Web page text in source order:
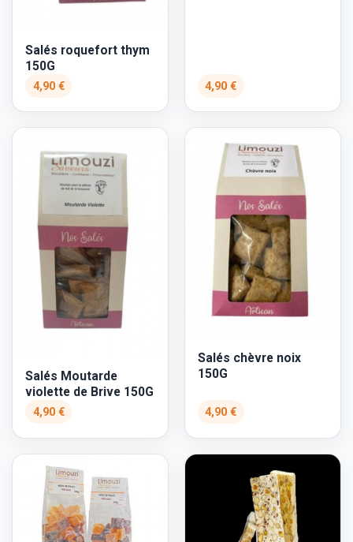
Salés roquefort thym
150G
4,90 € 4,90 €
Salés Moutarde
violette de Brive 150G
4,90 €
Salés chèvre noix
150G
4,90 €